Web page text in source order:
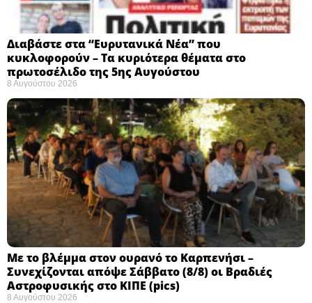
Διαβάστε στα “Ευρυτανικά Νέα” που
κυκλοφορούν – Τα κυριότερα θέματα στο
πρωτοσέλιδο της 5ης Αυγούστου
8 Αυγούστου 2026
Με το βλέμμα στον ουρανό το Καρπενήσι –
Συνεχίζονται απόψε Σάββατο (8/8) οι Βραδιές
Αστροφυσικής στο ΚΙΠΕ (pics)
8 Αυγούστου 2026